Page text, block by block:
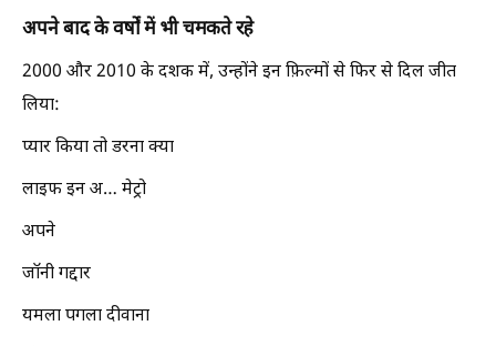
अपने बाद के वर्षों में भी चमकते रहे
2000 और 2010 के दशक में, उन्होंने इन फ़िल्मों से फिर से दिल जीत
लिया:
प्यार किया तो डरना क्या
लाइफ इन अ… मेट्रो
अपने
जॉनी गद्दार
यमला पगला दीवाना